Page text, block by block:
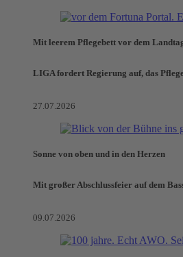
Mit leerem Pflegebett vor dem
LIGA fordert Regierung auf, das
27.07.2026
Sonne von oben und in den Herzen
Mit großer Abschlussfeier auf dem
09.07.2026